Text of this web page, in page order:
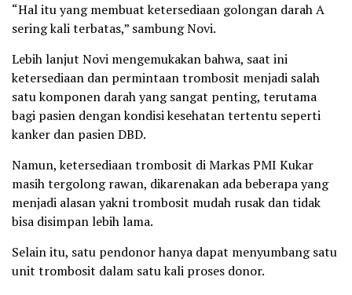
“Hal itu yang membuat ketersediaan golongan darah A
sering kali terbatas,” sambung Novi.
Lebih lanjut Novi mengemukakan bahwa, saat ini
ketersediaan dan permintaan trombosit menjadi salah
satu komponen darah yang sangat penting, terutama
bagi pasien dengan kondisi kesehatan tertentu seperti
kanker dan pasien DBD.
Namun, ketersediaan trombosit di Markas PMI Kukar
masih tergolong rawan, dikarenakan ada beberapa yang
menjadi alasan yakni trombosit mudah rusak dan tidak
bisa disimpan lebih lama.
Selain itu, satu pendonor hanya dapat menyumbang satu
unit trombosit dalam satu kali proses donor.